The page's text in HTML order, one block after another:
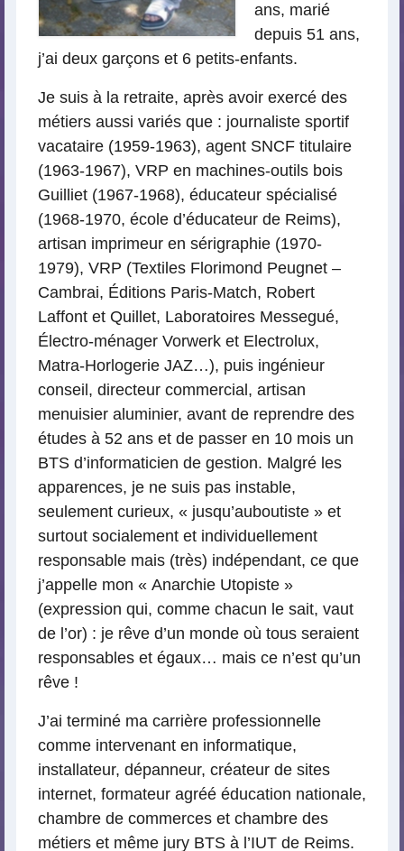
ans, marié
depuis 51 ans,
j’ai deux garçons et 6 petits-enfants.
Je suis à la retraite, après avoir exercé des
métiers aussi variés que : journaliste sportif
vacataire (1959-1963), agent SNCF titulaire
(1963-1967), VRP en machines-outils bois
Guilliet (1967-1968), éducateur spécialisé
(1968-1970, école d’éducateur de Reims),
artisan imprimeur en sérigraphie (1970-
1979), VRP (Textiles Florimond Peugnet –
Cambrai, Éditions Paris-Match, Robert
Laffont et Quillet, Laboratoires Messegué,
Électro-ménager Vorwerk et Electrolux,
Matra-Horlogerie JAZ…), puis ingénieur
conseil, directeur commercial, artisan
menuisier aluminier, avant de reprendre des
études à 52 ans et de passer en 10 mois un
BTS d’informaticien de gestion. Malgré les
apparences, je ne suis pas instable,
seulement curieux, « jusqu’auboutiste » et
surtout socialement et individuellement
responsable mais (très) indépendant, ce que
j’appelle mon « Anarchie Utopiste »
(expression qui, comme chacun le sait, vaut
de l’or) : je rêve d’un monde où tous seraient
responsables et égaux… mais ce n’est qu’un
rêve !
J’ai terminé ma carrière professionnelle
comme intervenant en informatique,
installateur, dépanneur, créateur de sites
internet, formateur agréé éducation nationale,
chambre de commerces et chambre des
métiers et même jury BTS à l’IUT de Reims.